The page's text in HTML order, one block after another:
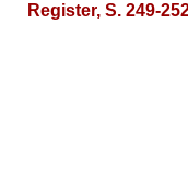
Register, S. 249-